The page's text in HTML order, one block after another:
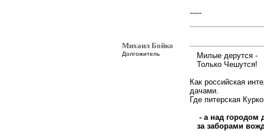
-----
Михаил Бойко
Долгожитель
Милые дерутся -
Только Чешутся!
Как российская
дачами.
Где питерская
- а над городом
за заборами